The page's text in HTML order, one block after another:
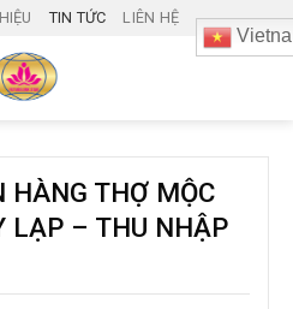
TIN TỨC LIÊN HỆ
HÀNG THỢ MỘC
LẠP – THU NHẬP